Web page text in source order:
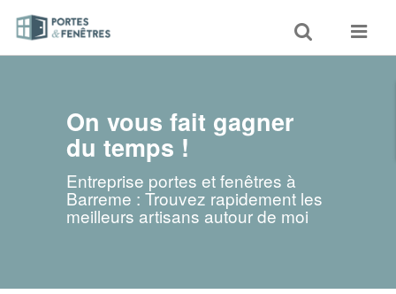
Toggle
search
Toggle
On vous fait gagner
du temps !
Entreprise portes et fenêtres à
Barreme : Trouvez rapidement les
meilleurs artisans autour de moi